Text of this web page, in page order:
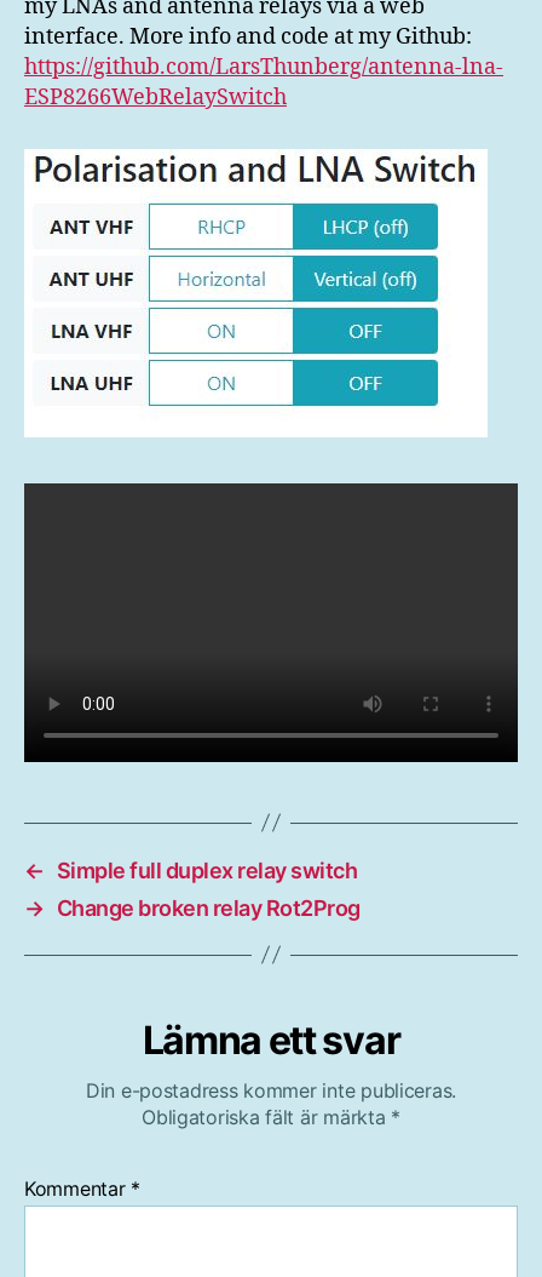
my LNAs and antenna relays via a web
interface. More info and code at my Github:
https://github.com/LarsThunberg/antenna-lna-
ESP8266WebRelaySwitch
←
Simple full duplex relay switch
→ Change broken relay Rot2Prog
Lämna ett svar
Din e-postadress kommer inte publiceras.
Obligatoriska fält är märkta *
Kommentar *